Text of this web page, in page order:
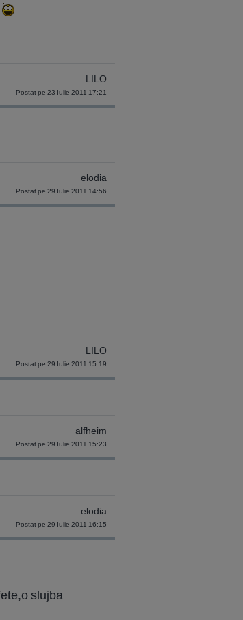
LILO
Postat pe 23 Iulie 2011 17:21
elodia
Postat pe 29 Iulie 2011 14:56
LILO
Postat pe 29 Iulie 2011 15:19
alfheim
Postat pe 29 Iulie 2011 15:23
elodia
Postat pe 29 Iulie 2011 16:15
slujba